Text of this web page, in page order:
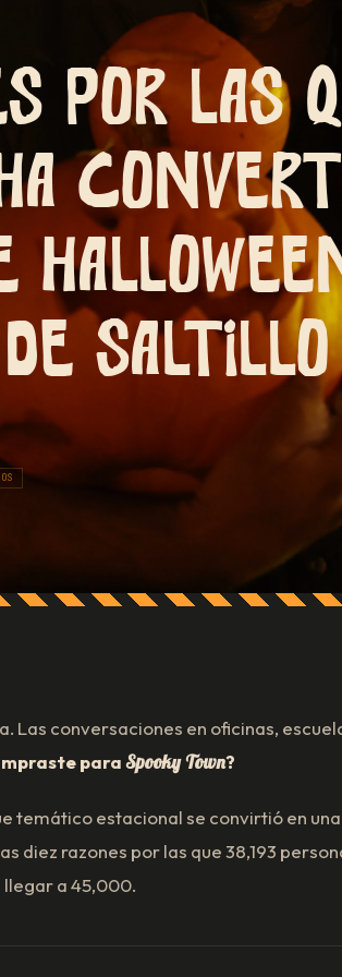
por las
de Saltillo
Las conversaciones en oficinas,
paraSpooky Town?
temático estacional se convirtió en
diez razones por las que 38,193
llegar a 45,000.